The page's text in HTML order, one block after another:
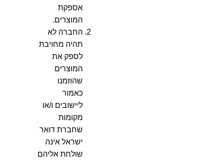
אספקת
המוצרים.
החברה לא
תהיה מחויבת
לספק את
המוצרים
שהוזמנו
כאמור
ליישובים ו/או
מקומות
שחברת דואר
ישראל אינה
שולחת אליהם